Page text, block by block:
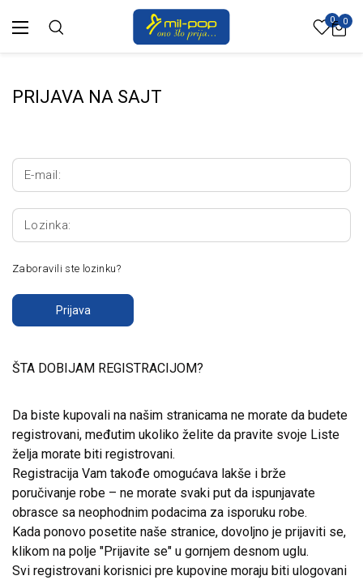
0 0
PRIJAVA NA SAJT
E-mail:
Lozinka:
Zaboravili ste lozinku?
Prijava
ŠTA DOBIJAM REGISTRACIJOM?
Da biste kupovali na našim stranicama ne morate da budete
registrovani, međutim ukoliko želite da pravite svoje Liste
želja morate biti registrovani.
Registracija Vam takođe omogućava lakše i brže
poručivanje robe – ne morate svaki put da ispunjavate
obrasce sa neophodnim podacima za isporuku robe.
Kada ponovo posetite naše stranice, dovoljno je prijaviti se,
klikom na polje "Prijavite se" u gornjem desnom uglu.
Svi registrovani korisnici pre kupovine moraju biti ulogovani